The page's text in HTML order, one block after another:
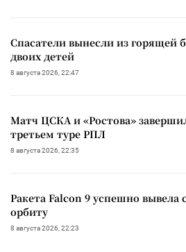
Спасатели вынесли из горящей
двоих детей
8 августа 2026, 22:47
Матч ЦСКА и «Ростова»
третьем туре РПЛ
8 августа 2026, 22:35
Ракета Falcon 9 успешно
орбиту
8 августа 2026, 22:23